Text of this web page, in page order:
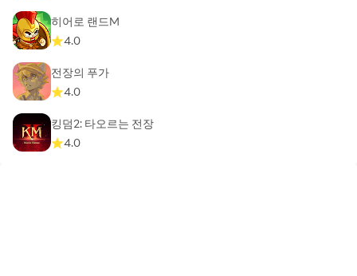
히어로 랜드M
4.0
전장의 푸가
4.0
킹덤2: 타오르는 전장
4.0